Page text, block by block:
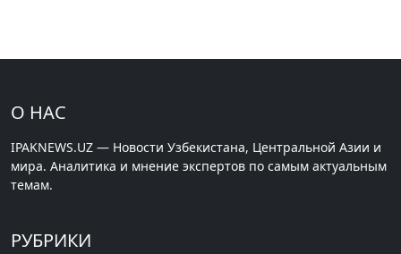
О НАС
IPAKNEWS.UZ — Новости Узбекистана, Центральной Азии и
мира. Аналитика и мнение экспертов по самым актуальным
темам.
РУБРИКИ